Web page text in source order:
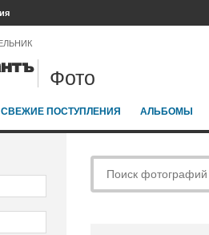
Фото
СВЕЖИЕ ПОСТУПЛЕНИЯ АЛЬБОМЫ